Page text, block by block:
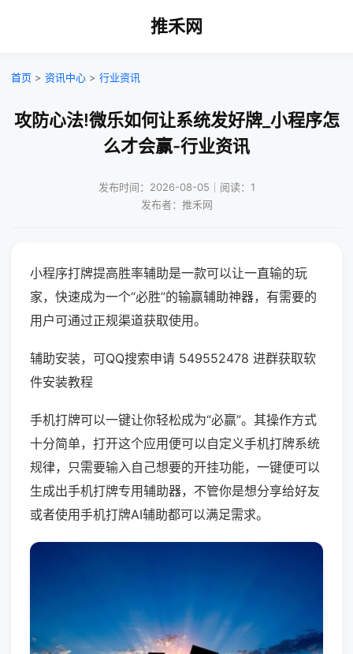
推禾网
首页 > 资讯中心 > 行业资讯
攻防心法!微乐如何让系统发好牌_小程序怎
么才会赢-行业资讯
发布时间：2026-08-05｜阅读：1
发布者：推禾网
小程序打牌提高胜率辅助是一款可以让一直输的玩
家，快速成为一个“必胜”的输赢辅助神器，有需要的
用户可通过正规渠道获取使用。
辅助安装，可QQ搜索申请 549552478 进群获取软
件安装教程
手机打牌可以一键让你轻松成为“必赢”。其操作方式
十分简单，打开这个应用便可以自定义手机打牌系统
规律，只需要输入自己想要的开挂功能，一键便可以
生成出手机打牌专用辅助器，不管你是想分享给好友
或者使用手机打牌AI辅助都可以满足需求。